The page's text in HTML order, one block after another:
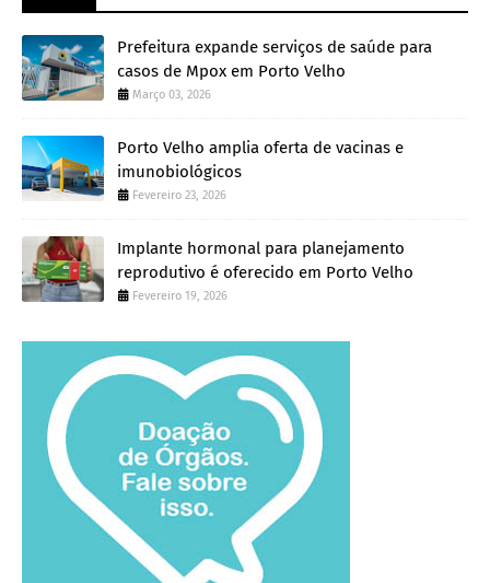
Prefeitura expande serviços de saúde para
casos de Mpox em Porto Velho
Março 03, 2026
Porto Velho amplia oferta de vacinas e
imunobiológicos
Fevereiro 23, 2026
Implante hormonal para planejamento
reprodutivo é oferecido em Porto Velho
Fevereiro 19, 2026